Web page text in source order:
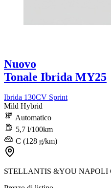
Nuovo
Tonale Ibrida MY25
Ibrida 130CV Sprint
Mild Hybrid
Automatico
5,7 l/100km
C (128 g/km)
STELLANTIS &YOU NAPOLI